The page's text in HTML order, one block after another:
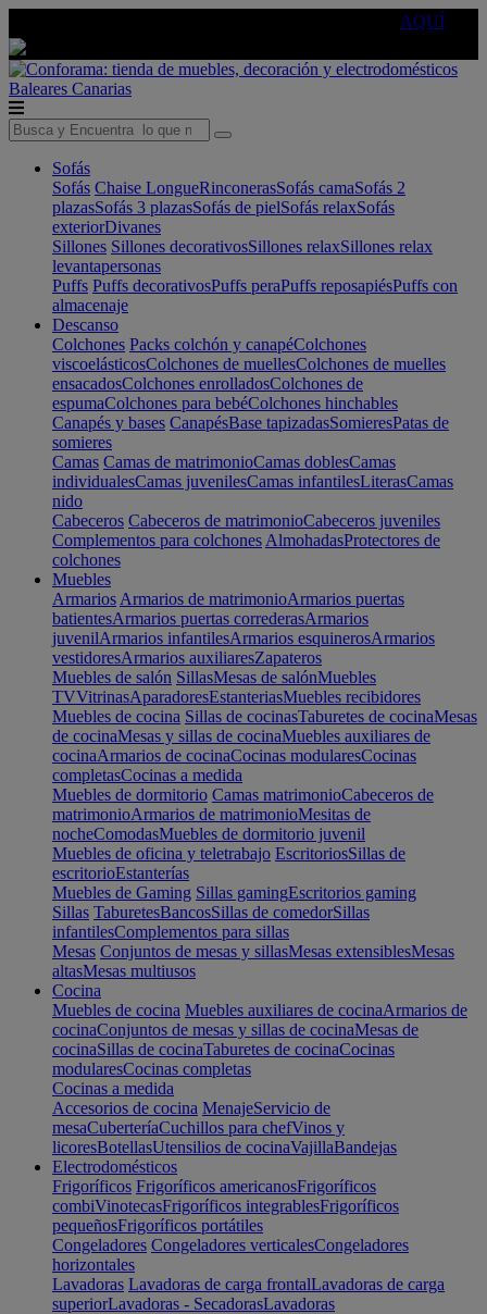
AQUÍ
Baleares Canarias
Sofás
Sofás Chaise LongueRinconerasSofás camaSofás 2
plazasSofás 3 plazasSofás de pielSofás relaxSofás
exteriorDivanes
Sillones Sillones decorativosSillones relaxSillones relax
levantapersonas
Puffs Puffs decorativosPuffs peraPuffs reposapiésPuffs con
almacenaje
Descanso
Colchones Packs colchón y canapéColchones
viscoelásticosColchones de muellesColchones de muelles
ensacadosColchones enrolladosColchones de
espumaColchones para bebéColchones hinchables
Canapés y bases CanapésBase tapizadasSomieresPatas de
somieres
Camas Camas de matrimonioCamas doblesCamas
individualesCamas juvenilesCamas infantilesLiterasCamas
nido
Cabeceros Cabeceros de matrimonioCabeceros juveniles
Complementos para colchones AlmohadasProtectores de
colchones
Muebles
Armarios Armarios de matrimonioArmarios puertas
batientesArmarios puertas correderasArmarios
juvenilArmarios infantilesArmarios esquinerosArmarios
vestidoresArmarios auxiliaresZapateros
Muebles de salón SillasMesas de salónMuebles
TVVitrinasAparadoresEstanteriasMuebles recibidores
Muebles de cocina Sillas de cocinasTaburetes de cocinaMesas
de cocinaMesas y sillas de cocinaMuebles auxiliares de
cocinaArmarios de cocinaCocinas modularesCocinas
completasCocinas a medida
Muebles de dormitorio Camas matrimonioCabeceros de
matrimonioArmarios de matrimonioMesitas de
nocheComodasMuebles de dormitorio juvenil
Muebles de oficina y teletrabajo EscritoriosSillas de
escritorioEstanterías
Muebles de Gaming Sillas gamingEscritorios gaming
Sillas TaburetesBancosSillas de comedorSillas
infantilesComplementos para sillas
Mesas Conjuntos de mesas y sillasMesas extensiblesMesas
altasMesas multiusos
Cocina
Muebles de cocina Muebles auxiliares de cocinaArmarios de
cocinaConjuntos de mesas y sillas de cocinaMesas de
cocinaSillas de cocinaTaburetes de cocinaCocinas
modularesCocinas completas
Cocinas a medida
Accesorios de cocina MenajeServicio de
mesaCuberteríaCuchillos para chefVinos y
licoresBotellasUtensilios de cocinaVajillaBandejas
Electrodomésticos
Frigoríficos Frigoríficos americanosFrigoríficos
combiVinotecasFrigoríficos integrablesFrigoríficos
pequeñosFrigoríficos portátiles
Congeladores Congeladores verticalesCongeladores
horizontales
Lavadoras Lavadoras de carga frontalLavadoras de carga
superiorLavadoras - SecadorasLavadoras